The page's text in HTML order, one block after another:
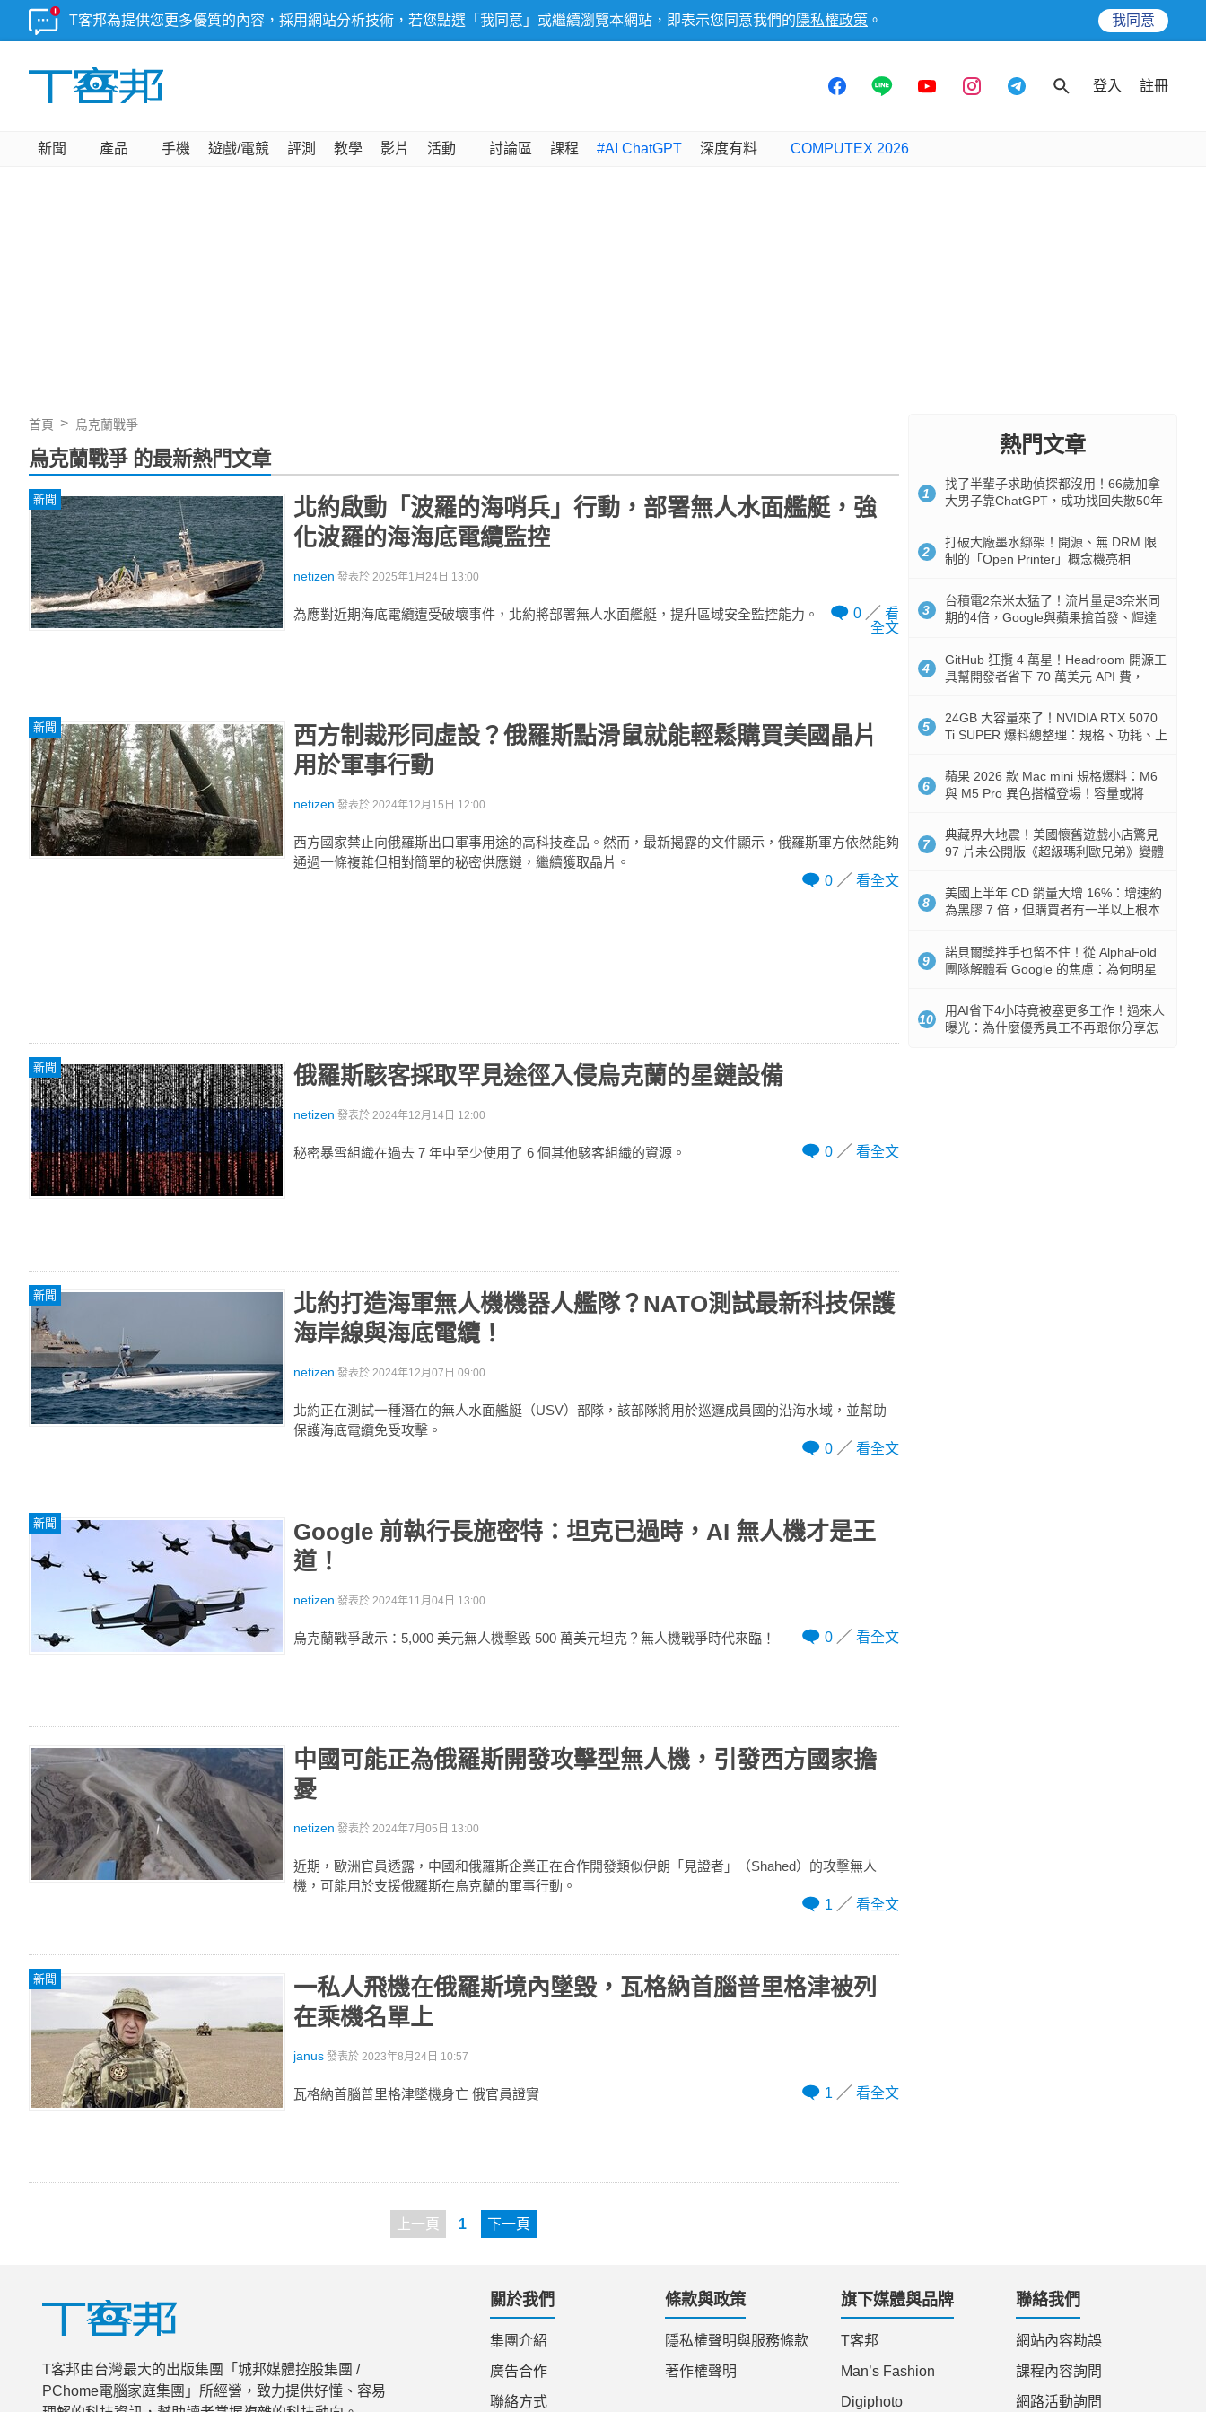
T客邦為提供您更多優質的內容，採用網站分析技術，若您點選「我同意」或繼續瀏覽本網站，即表示您同意我們的 隱私權政策 。 我同意
登入 註冊
新聞 產品 手機 遊戲/電競 評測 教學 影片 活動 討論區 課程 #AI ChatGPT 深度有料 COMPUTEX 2026
首頁 烏克蘭戰爭
烏克蘭戰爭 的最新熱門文章
新聞
北約啟動「波羅的海哨兵」行動，部署無人水面艦艇，強
化波羅的海海底電纜監控
netizen 發表於 2025年1月24日 13:00
為應對近期海底電纜遭受破壞事件，北約將部署無人水面艦艇，提升區域安全監控能力。 0
看
全文
新聞
西方制裁形同虛設？俄羅斯點滑鼠就能輕鬆購買美國晶片
用於軍事行動
netizen 發表於 2024年12月15日 12:00
西方國家禁止向俄羅斯出口軍事用途的高科技產品。然而，最新揭露的文件顯示，俄羅斯軍方依然能夠
通過一條複雜但相對簡單的秘密供應鏈，繼續獲取晶片。
0
看全文
新聞 俄羅斯駭客採取罕見途徑入侵烏克蘭的星鏈設備
netizen 發表於 2024年12月14日 12:00
秘密暴雪組織在過去 7 年中至少使用了 6 個其他駭客組織的資源。 0 看全文
新聞
北約打造海軍無人機機器人艦隊？NATO測試最新科技保護
海岸線與海底電纜！
netizen 發表於 2024年12月07日 09:00
北約正在測試一種潛在的無人水面艦艇（USV）部隊，該部隊將用於巡邏成員國的沿海水域，並幫助
保護海底電纜免受攻擊。
0
看全文
新聞
Google 前執行長施密特：坦克已過時，AI 無人機才是王
道！
netizen 發表於 2024年11月04日 13:00
烏克蘭戰爭啟示：5,000 美元無人機擊毀 500 萬美元坦克？無人機戰爭時代來臨！ 0 看全文
中國可能正為俄羅斯開發攻擊型無人機，引發西方國家擔
憂
netizen 發表於 2024年7月05日 13:00
近期，歐洲官員透露，中國和俄羅斯企業正在合作開發類似伊朗「見證者」（Shahed）的攻擊無人
機，可能用於支援俄羅斯在烏克蘭的軍事行動。
1
看全文
新聞
一私人飛機在俄羅斯境內墜毀，瓦格納首腦普里格津被列
在乘機名單上
janus 發表於 2023年8月24日 10:57
瓦格納首腦普里格津墜機身亡 俄官員證實 1 看全文
上一頁 1 下一頁
熱門文章
1
找了半輩子求助偵探都沒用！66歲加拿
大男子靠ChatGPT，成功找回失散50年
2
打破大廠墨水綁架！開源、無 DRM 限
制的「Open Printer」概念機亮相
3
台積電2奈米太猛了！流片量是3奈米同
期的4倍，Google與蘋果搶首發、輝達
4
GitHub 狂攬 4 萬星！Headroom 開源工
具幫開發者省下 70 萬美元 API 費，
5
24GB 大容量來了！NVIDIA RTX 5070
Ti SUPER 爆料總整理：規格、功耗、上
6
蘋果 2026 款 Mac mini 規格爆料：M6
與 M5 Pro 異色搭檔登場！容量或將
7
典藏界大地震！美國懷舊遊戲小店驚見
97 片未公開版《超級瑪利歐兄弟》變體
8
美國上半年 CD 銷量大增 16%：增速約
為黑膠 7 倍，但購買者有一半以上根本
9
諾貝爾獎推手也留不住！從 AlphaFold
團隊解體看 Google 的焦慮：為何明星
10
用AI省下4小時竟被塞更多工作！過來人
曝光：為什麼優秀員工不再跟你分享怎
T客邦由台灣最大的出版集團「城邦媒體控股集團 /
PChome電腦家庭集團」所經營，致力提供好懂、容易
關於我們
集團介紹
廣告合作
聯絡方式
條款與政策
隱私權聲明與服務條款
著作權聲明
旗下媒體與品牌
T客邦
Man’s Fashion
Digiphoto
聯絡我們
網站內容勘誤
課程內容詢問
網路活動詢問